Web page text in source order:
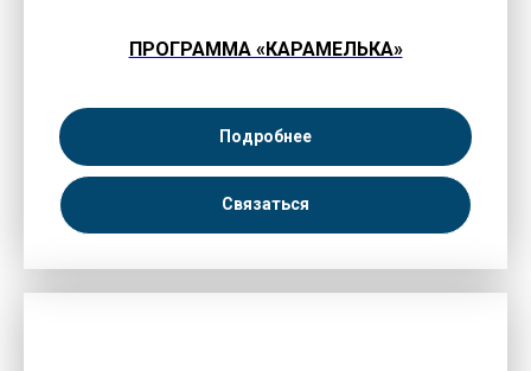
ПРОГРАММА «КАРАМЕЛЬКА»
Подробнее
Связаться